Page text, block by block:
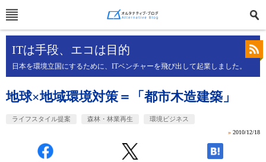
ITは手段、エコは目的
日本を環境立国にするために、ITベンチャーを飛び出して起業しました。
地球×地域環境対策＝「都市木造建築」
ライフスタイル提案 森林・林業再生 環境ビジネス
» 2010/12/18